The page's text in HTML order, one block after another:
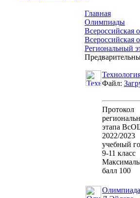
Главная
Олимпиады
Всероссийская
Всероссийская
Региональный
Файл:
Протокол
этапа
2022/2023
учебный
9-11 класс
балл 100